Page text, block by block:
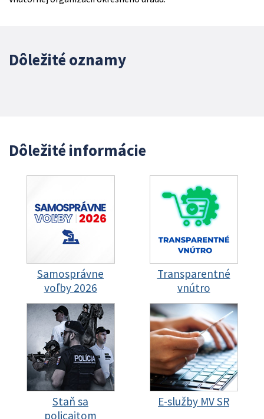
Dôležité oznamy
Dôležité informácie
Samosprávne
voľby 2026
Transparentné
vnútro
Staň sa
policajtom
E-služby MV SR